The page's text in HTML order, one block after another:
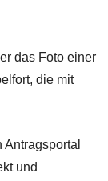
das Foto einer
die mit
und